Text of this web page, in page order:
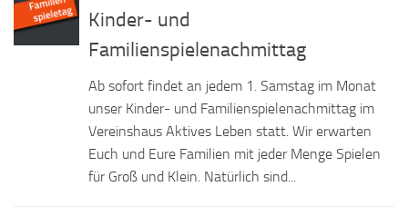
Kinder- und
Familienspielenachmittag
Ab sofort findet an jedem 1. Samstag im Monat
unser Kinder- und Familienspielenachmittag im
Vereinshaus Aktives Leben statt. Wir erwarten
Euch und Eure Familien mit jeder Menge Spielen
für Groß und Klein. Natürlich sind...